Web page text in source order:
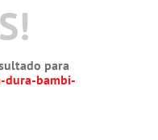
para
dura-bambi-